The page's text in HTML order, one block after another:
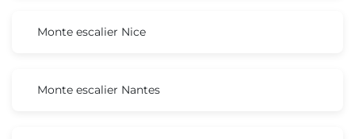
Monte escalier Nice
Monte escalier Nantes